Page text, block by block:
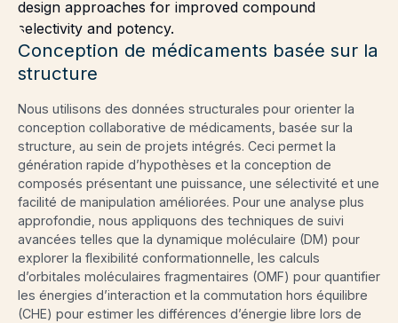
Conception de médicaments basée sur la
structure
Nous utilisons des données structurales pour orienter la
conception collaborative de médicaments, basée sur la
structure, au sein de projets intégrés. Ceci permet la
génération rapide d’hypothèses et la conception de
composés présentant une puissance, une sélectivité et une
facilité de manipulation améliorées. Pour une analyse plus
approfondie, nous appliquons des techniques de suivi
avancées telles que la dynamique moléculaire (DM) pour
explorer la flexibilité conformationnelle, les calculs
d’orbitales moléculaires fragmentaires (OMF) pour quantifier
les énergies d’interaction et la commutation hors équilibre
(CHE) pour estimer les différences d’énergie libre lors de